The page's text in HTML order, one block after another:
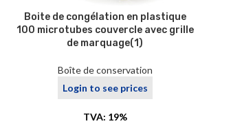
Boite de congélation en plastique
100 microtubes couvercle avec grille
de marquage(1)
Boîte de conservation
Login to see prices
TVA: 19%